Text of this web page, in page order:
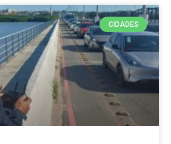
CIDADES